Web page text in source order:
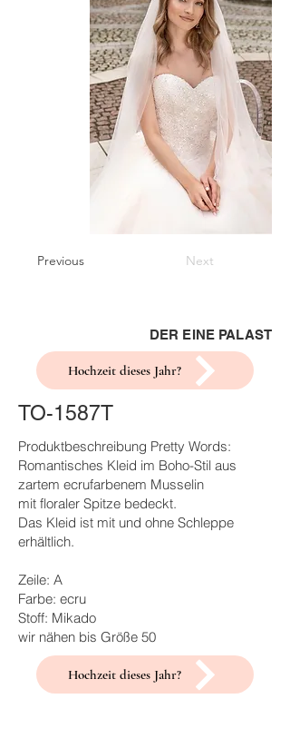
Previous Next
DER EINE PALAST
Hochzeit dieses Jahr?
TO-1587T
Produktbeschreibung Pretty Words:
Romantisches Kleid im Boho-Stil aus
zartem ecrufarbenem Musselin
mit floraler Spitze bedeckt.
Das Kleid ist mit und ohne Schleppe
erhältlich.
Zeile: A
Farbe: ecru
Stoff: Mikado
wir nähen bis Größe 50
Hochzeit dieses Jahr?